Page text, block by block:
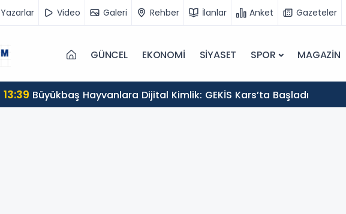
Yazarlar Video Galeri Rehber İlanlar Anket Gazeteler
GÜNCEL EKONOMİ SİYASET SPOR MAGAZİN
13:39 Büyükbaş Hayvanlara Dijital Kimlik: GEKİS Kars’ta Başladı